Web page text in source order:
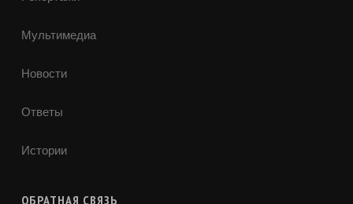
Мультимедиа
Новости
Ответы
Истории
ОБРАТНАЯ СВЯЗЬ